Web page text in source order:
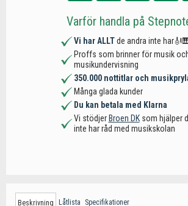
Varför handla på
Vi har ALLTde andra inte
Proffs som brinner för musik
musikundervisning
350.000 nottitlar och
Många glada kunder
Du kan betala med Klarna
Vi stödjer Broen DKsom hjälper
inte har råd med musikskolan
Beskrivning Låtlista Specifikationer